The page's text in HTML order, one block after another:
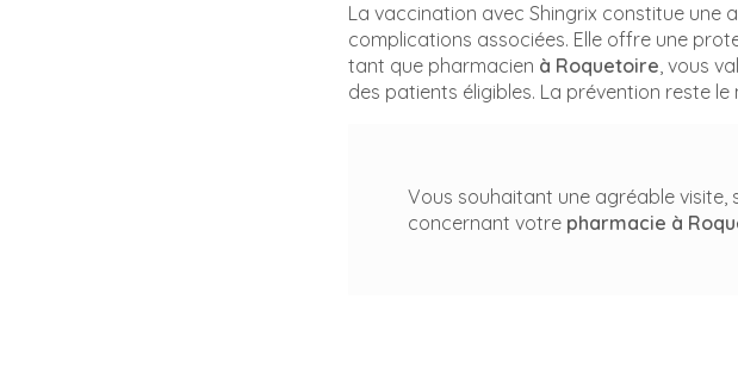
La vaccination avec Shingrix constitue une
complications associées. Elle offre une
tant que pharmacien à Roquetoire, vous
des patients éligibles. La prévention reste
Vous souhaitant une agréable
concernant votre pharmacie à